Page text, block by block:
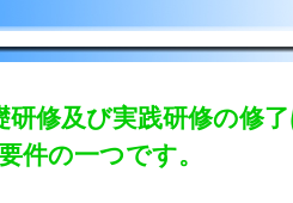
修及び実践研修の修了
件の一つです。